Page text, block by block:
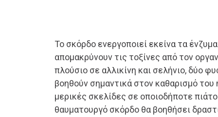
Το σκόρδο ενεργοποιεί εκείνα τα
απομακρύνουν τις τοξίνες από τον
πλούσιο σε αλλικίνη και σελήνιο, δύο
βοηθούν σημαντικά στον καθαρισμό
μερικές σκελίδες σε οποιοδήποτε
θαυματουργό σκόρδο θα βοηθήσει